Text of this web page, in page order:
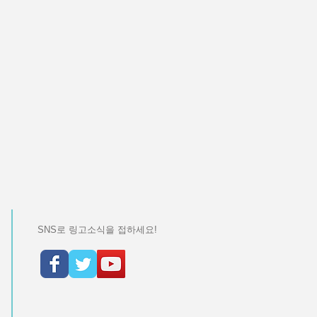
SNS로 링고소식을 접하세요!